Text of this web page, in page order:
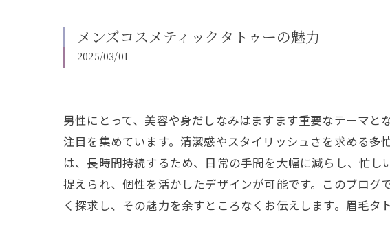
メンズコスメティックタトゥーの魅力
2025/03/01
男性にとって、美容や身だしなみはますます重要なテーマ
注目を集めています。清潔感やスタイリッシュさを求める
は、長時間持続するため、日常の手間を大幅に減らし、忙
捉えられ、個性を活かしたデザインが可能です。このブロ
く探求し、その魅力を余すところなくお伝えします。眉毛タ